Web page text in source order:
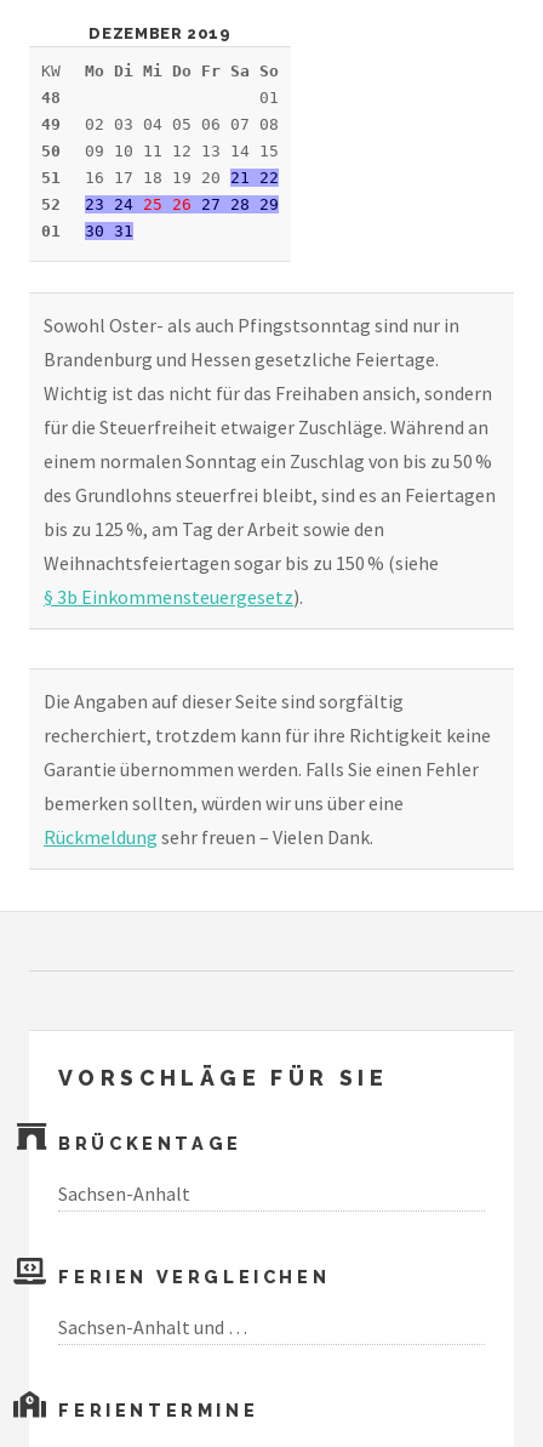
DEZEMBER 2019
KW
48
49
50
51
52
01
Mo Di Mi Do Fr Sa So
01
02 03 04 05 06 07 08
09 10 11 12 13 14 15
16 17 18 19 20 21 22
23 24 25 26 27 28 29
30 31
Sowohl Oster- als auch Pfingstsonntag sind nur in
Brandenburg und Hessen gesetzliche Feiertage.
Wichtig ist das nicht für das Freihaben ansich, sondern
für die Steuerfreiheit etwaiger Zuschläge. Während an
einem normalen Sonntag ein Zuschlag von bis zu 50 %
des Grundlohns steuerfrei bleibt, sind es an Feiertagen
bis zu 125 %, am Tag der Arbeit sowie den
Weihnachtsfeiertagen sogar bis zu 150 % (siehe
§ 3b Einkommensteuergesetz).
Die Angaben auf dieser Seite sind sorgfältig
recherchiert, trotzdem kann für ihre Richtigkeit keine
Garantie übernommen werden. Falls Sie einen Fehler
bemerken sollten, würden wir uns über eine
Rückmeldung sehr freuen – Vielen Dank.
VORSCHLÄGE FÜR SIE
BRÜCKENTAGE
Sachsen-Anhalt
FERIEN VERGLEICHEN
Sachsen-Anhalt und …
FERIENTERMINE